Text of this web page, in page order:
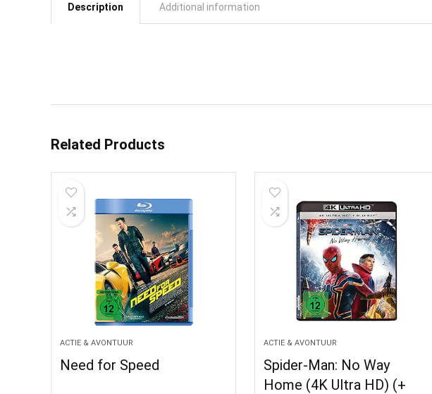
Description Additional information
Related Products
ACTIE & AVONTUUR
Need for Speed
ACTIE & AVONTUUR
Spider-Man: No Way
Home (4K Ultra HD) (+